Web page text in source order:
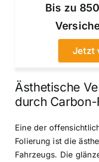
Bis zu
Jetzt
Ästhetische
durch Carbon-
Eine der
Folierung ist die
Fahrzeugs. Die